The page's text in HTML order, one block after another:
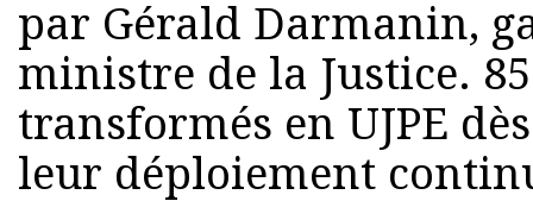
par Gérald Darmanin,
ministre de la Justice.
transformés en UJPE
leur déploiement